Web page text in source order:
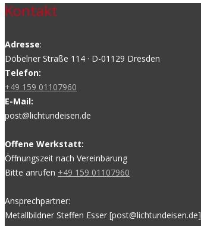
Kontakt
Adresse:
Döbelner Straße 114 · D-01129 Dresden
Telefon:
+49 159 01107960
E-Mail:
post@lichtundeisen.de
Offene Werkstatt:
Öffnungszeit nach Vereinbarung
Bitte anrufen +49 159 01107960
Ansprechpartner:
Metallbildner Steffen Esser [post@lichtundeisen.de]